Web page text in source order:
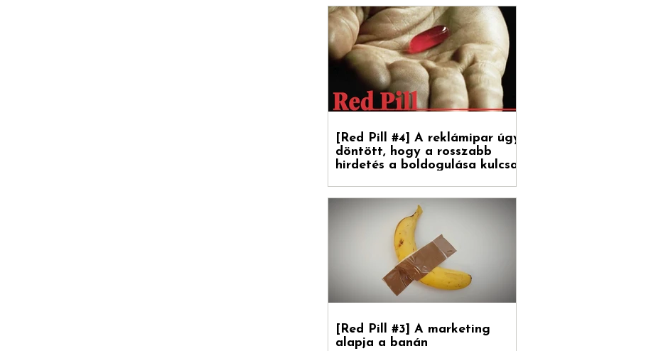
[Red Pill #4] A reklámipar úgy
döntött, hogy a rosszabb
hirdetés a boldogulása kulcsa
[Red Pill #3] A marketing
alapja a banán